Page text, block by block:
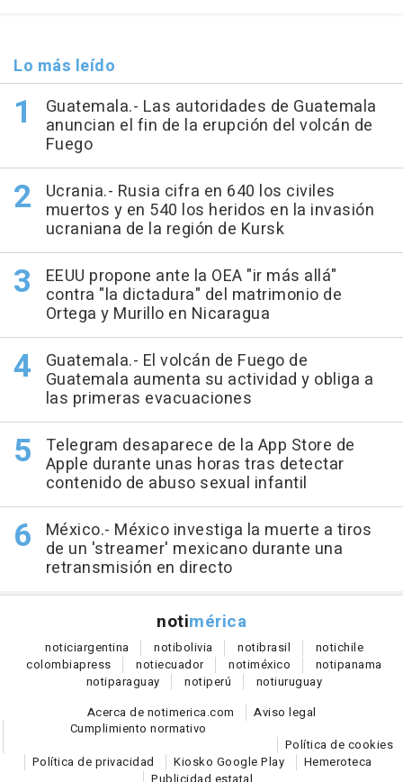
Lo más leído
Guatemala.- Las autoridades de Guatemala
anuncian el fin de la erupción del volcán de
Fuego
Ucrania.- Rusia cifra en 640 los civiles
muertos y en 540 los heridos en la invasión
ucraniana de la región de Kursk
EEUU propone ante la OEA "ir más allá"
contra "la dictadura" del matrimonio de
Ortega y Murillo en Nicaragua
Guatemala.- El volcán de Fuego de
Guatemala aumenta su actividad y obliga a
las primeras evacuaciones
Telegram desaparece de la App Store de
Apple durante unas horas tras detectar
contenido de abuso sexual infantil
México.- México investiga la muerte a tiros
de un 'streamer' mexicano durante una
retransmisión en directo
notimérica
noticiargentina notibolivia notibrasil notichile
colombiapress notiecuador notiméxico notipanama
notiparaguay notiperú notiuruguay
Acerca de notimerica.com
Aviso legal
Cumplimiento normativo
Política de cookies
Política de privacidad
Kiosko Google Play
Hemeroteca